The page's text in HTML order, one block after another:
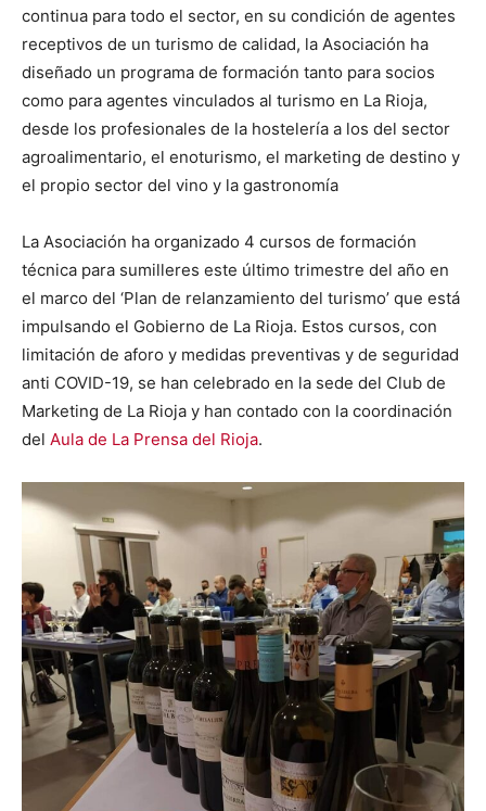
continua para todo el sector, en su condición de agentes
receptivos de un turismo de calidad, la Asociación ha
diseñado un programa de formación tanto para socios
como para agentes vinculados al turismo en La Rioja,
desde los profesionales de la hostelería a los del sector
agroalimentario, el enoturismo, el marketing de destino y
el propio sector del vino y la gastronomía
La Asociación ha organizado 4 cursos de formación
técnica para sumilleres este último trimestre del año en
el marco del ‘Plan de relanzamiento del turismo’ que está
impulsando el Gobierno de La Rioja. Estos cursos, con
limitación de aforo y medidas preventivas y de seguridad
anti COVID-19, se han celebrado en la sede del Club de
Marketing de La Rioja y han contado con la coordinación
del Aula de La Prensa del Rioja.